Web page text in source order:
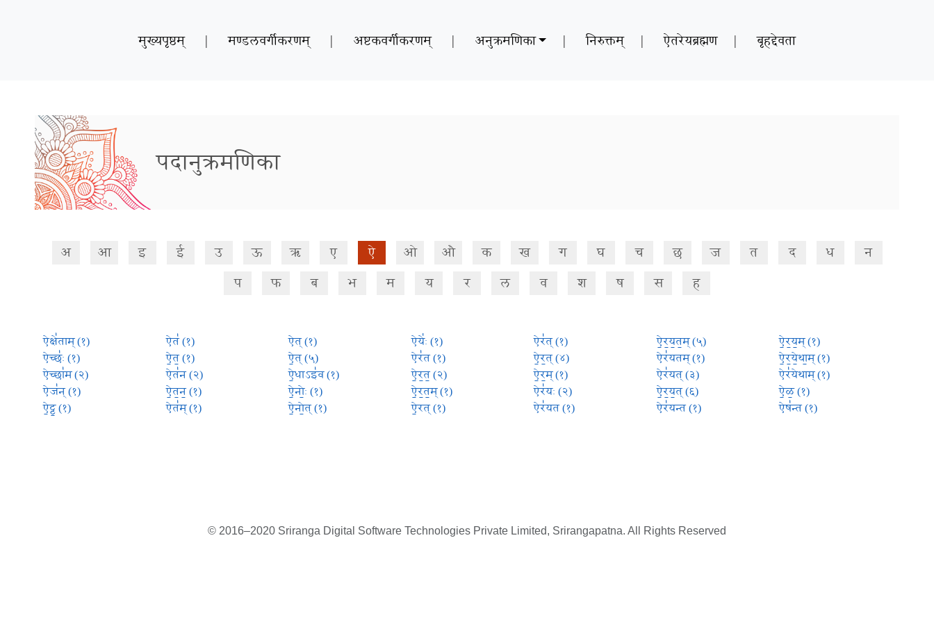
मुख्यपृष्ठम् | मण्डलवर्गीकरणम् | अष्टकवर्गीकरणम् | अनुक्रमणिका | निरुक्तम् | ऐतरेयब्रह्मण | बृहद्देवता
पदानुक्रमणिका
अ आ इ ई उ ऊ ऋ ए ऐ ओ औ क ख ग घ च छ ज त द ध न
प फ ब भ म य र ल व श ष स ह
ऐक्षे॑ताम् (१)
ऐच्छः॑ (१)
ऐच्छा॑म (२)
ऐज॑न् (१)
ऐ॒ट्ट॒ (१)
ऐत॑ (१)
ऐ॒त॒ (१)
ऐत॑न (२)
ऐ॒त॒न॒ (१)
ऐत॑म् (१)
ऐत् (१)
ऐ॒त् (५)
ऐ॒धाऽइ॑व (१)
ऐ॒नोः॒ (१)
ऐ॒नो॒त् (१)
ऐयेः॑ (१)
ऐर॑त (१)
ऐ॒र॒त॒ (२)
ऐ॒र॒त॒म् (१)
ऐ॒रत् (१)
ऐर॑त् (१)
ऐ॒र॒त् (४)
ऐ॒र॒म् (१)
ऐर॑यः (२)
ऐर॑यत (१)
ऐ॒र॒य॒त॒म् (५)
ऐर॑यतम् (१)
ऐर॑यत् (३)
ऐ॒र॒य॒त् (६)
ऐर॑यन्त (१)
ऐ॒र॒य॒म् (१)
ऐ॒र॒ये॒था॒म् (१)
ऐर॑येथाम् (१)
ऐ॒ळ॒ (१)
ऐष॑न्त (१)
© 2016–2020 Sriranga Digital Software Technologies Private Limited, Srirangapatna. All Rights Reserved